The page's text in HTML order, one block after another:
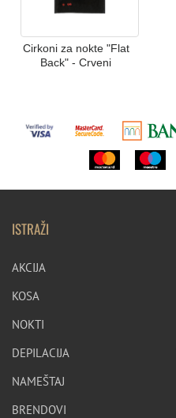
Cirkoni za nokte "Flat
Back" - Crveni
ISTRAŽI
AKCIJA
KOSA
NOKTI
DEPILACIJA
NAMEŠTAJ
BRENDOVI